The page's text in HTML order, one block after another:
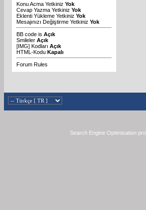
Konu Acma Yetkiniz Yok
Cevap Yazma Yetkiniz Yok
Eklenti Yükleme Yetkiniz Yok
Mesajınızı Değiştirme Yetkiniz Yok
BB code is Açık
Smileler Açık
[IMG] Kodları Açık
HTML-Kodu Kapalı
Forum Rules
Search Engine Optimisation